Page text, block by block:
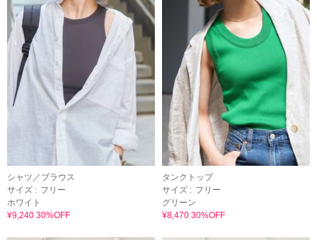
シャツ／ブラウス
サイズ : フリー
ホワイト
¥9,240 30%OFF
タンクトップ
サイズ : フリー
グリーン
¥8,470 30%OFF